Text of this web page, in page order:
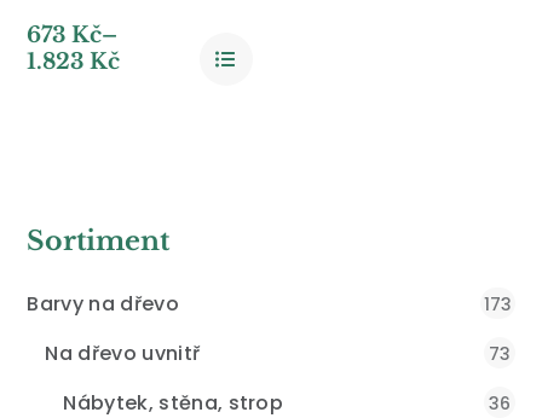
673Kč–
1.823Kč
Sortiment
Barvy na dřevo 173
Na dřevo uvnitř 73
Nábytek, stěna, strop 36